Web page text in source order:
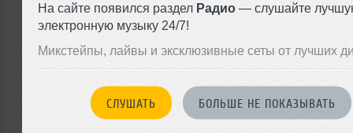
На сайте появился раздел Радио — слушайте
электронную музыку 24/7!
Микстейпы, лайвы и эксклюзивные сеты от лучших
СЛУШАТЬ БОЛЬШЕ НЕ ПОКАЗЫВАТЬ
ЗАРЕГИСТРИРУЙТЕСЬ
Или